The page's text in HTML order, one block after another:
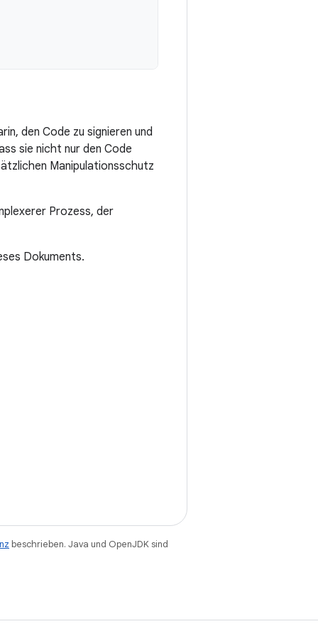
den Code zu signieren und
sie nicht nur den Code
Manipulationsschutz
Prozess, der
Dokuments.
beschrieben. Java und OpenJDK sind